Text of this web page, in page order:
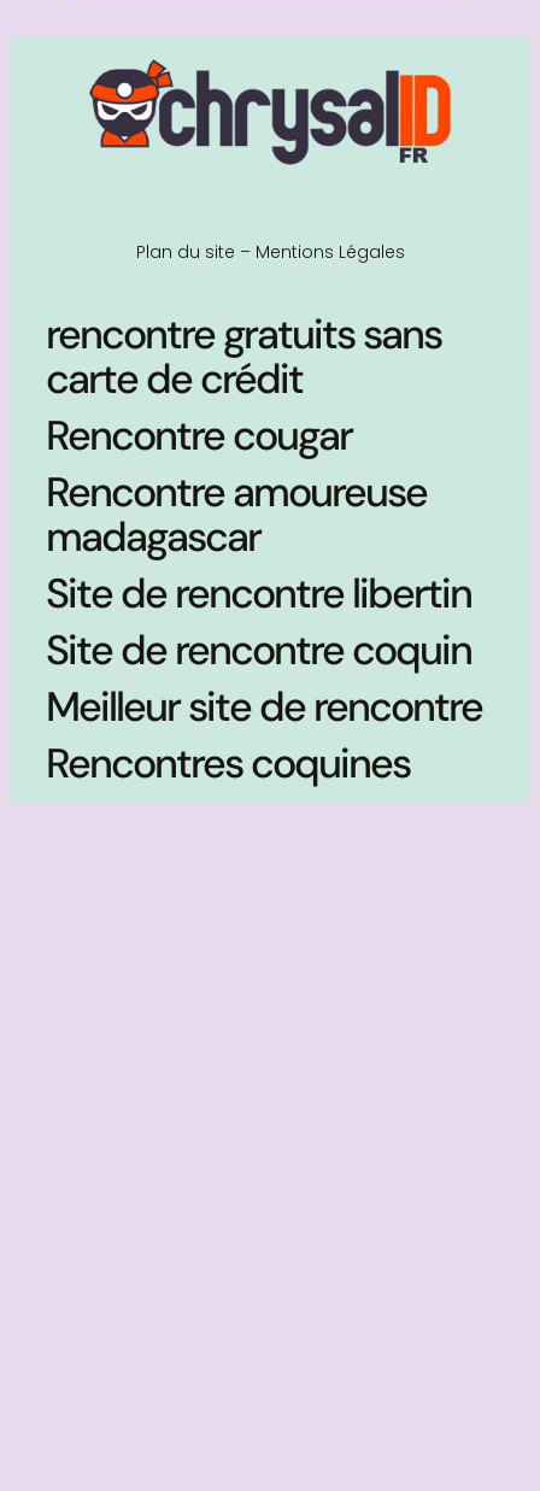
Plan du site – Mentions Légales
rencontre gratuits sans
carte de crédit
Rencontre cougar
Rencontre amoureuse
madagascar
Site de rencontre libertin
Site de rencontre coquin
Meilleur site de rencontre
Rencontres coquines